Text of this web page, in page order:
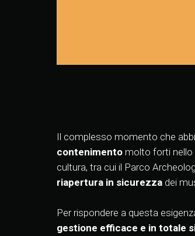
Il complesso momento che
contenimento molto forti nello
cultura, tra cui il Parco
riapertura in sicurezza dei
Per rispondere a questa
gestione efficace e in totale